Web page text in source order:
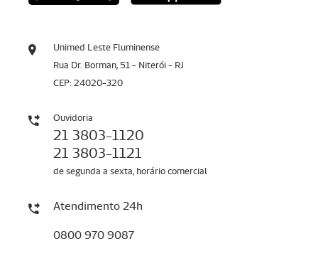
Unimed Leste Fluminense
Rua Dr. Borman, 51 - Niterói - RJ
CEP: 24020-320
Ouvidoria
21 3803-1120
21 3803-1121
de segunda a sexta, horário comercial
Atendimento 24h
0800 970 9087